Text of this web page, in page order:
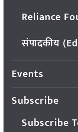
Reliance
संपादकीय
Events
Subscribe
Subscribe